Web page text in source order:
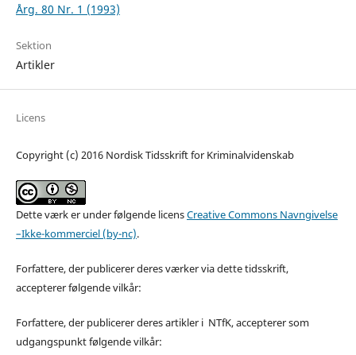
Årg. 80 Nr. 1 (1993)
Sektion
Artikler
Licens
Copyright (c) 2016 Nordisk Tidsskrift for Kriminalvidenskab
Dette værk er under følgende licensCreative Commons Navngivelse
–Ikke-kommerciel (by-nc).
Forfattere, der publicerer deres værker via dette tidsskrift,
accepterer følgende vilkår:
Forfattere, der publicerer deres artikler i NTfK, accepterer som
udgangspunkt følgende vilkår: